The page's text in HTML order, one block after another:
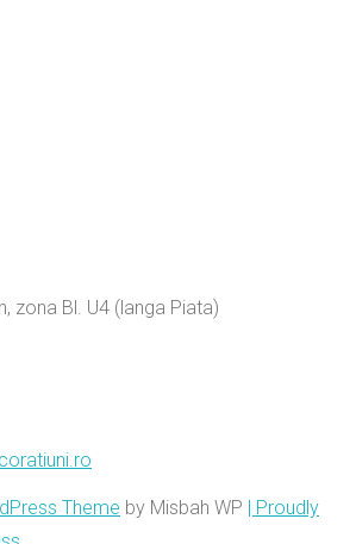
zona Bl. U4 (langa Piata)
Theme by Misbah WP
| Proudly